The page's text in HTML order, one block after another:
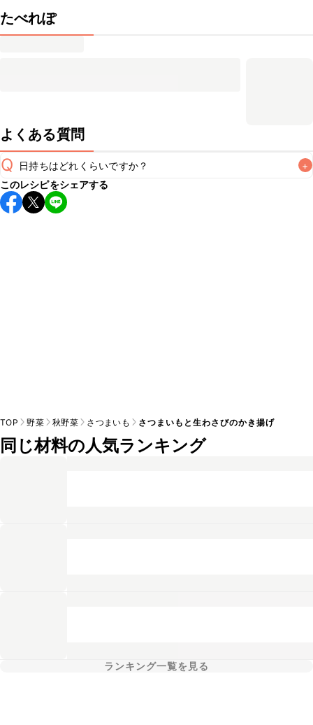
たべれぽ
よくある質問
Q 日持ちはどれくらいですか？ +
保存期間は冷蔵で翌日中が目安です。なるべくお早めにお召
し上がりください。
このレシピをシェアする
TOP 野菜 秋野菜 さつまいも さつまいもと生わさびのかき揚げ
同じ材料の人気ランキング
ランキング一覧を見る